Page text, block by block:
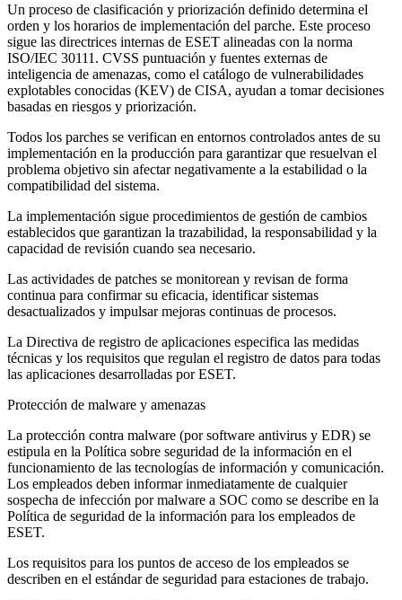
Un proceso de clasificación y priorización definido determina el
orden y los horarios de implementación del parche. Este proceso
sigue las directrices internas de ESET alineadas con la norma
ISO/IEC 30111. CVSS puntuación y fuentes externas de
inteligencia de amenazas, como el catálogo de vulnerabilidades
explotables conocidas (KEV) de CISA, ayudan a tomar decisiones
basadas en riesgos y priorización.
Todos los parches se verifican en entornos controlados antes de su
implementación en la producción para garantizar que resuelvan el
problema objetivo sin afectar negativamente a la estabilidad o la
compatibilidad del sistema.
La implementación sigue procedimientos de gestión de cambios
establecidos que garantizan la trazabilidad, la responsabilidad y la
capacidad de revisión cuando sea necesario.
Las actividades de patches se monitorean y revisan de forma
continua para confirmar su eficacia, identificar sistemas
desactualizados y impulsar mejoras continuas de procesos.
La Directiva de registro de aplicaciones especifica las medidas
técnicas y los requisitos que regulan el registro de datos para todas
las aplicaciones desarrolladas por ESET.
Protección de malware y amenazas
La protección contra malware (por software antivirus y EDR) se
estipula en la Política sobre seguridad de la información en el
funcionamiento de las tecnologías de información y comunicación.
Los empleados deben informar inmediatamente de cualquier
sospecha de infección por malware a SOC como se describe en la
Política de seguridad de la información para los empleados de
ESET.
Los requisitos para los puntos de acceso de los empleados se
describen en el estándar de seguridad para estaciones de trabajo.